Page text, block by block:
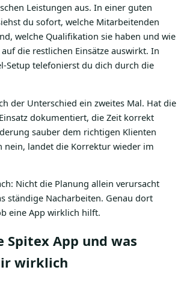
Leistungen aus. In einer guten
du sofort, welche Mitarbeitenden
welche Qualifikation sie haben und wie
die restlichen Einsätze auswirkt. In
Setup telefonierst du dich durch die
der Unterschied ein zweites Mal. Hat die
dokumentiert, die Zeit korrekt
sauber dem richtigen Klienten
nein, landet die Korrektur wieder im
Nicht die Planung allein verursacht
ständige Nacharbeiten. Genau dort
eine App wirklich hilft.
Spitex App und was
wirklich